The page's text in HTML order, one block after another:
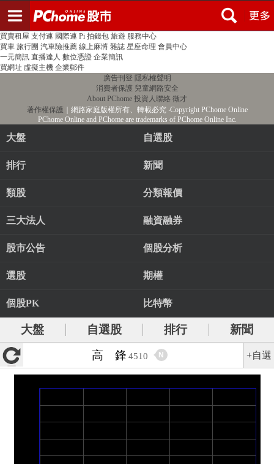
PChome首頁 線上購物 24h購物 書店
買賣租屋 支付連 國際連 Pi 拍錢包 旅遊 服務中心
買車 旅行團 汽車險推薦 線上麻將 雜誌 星座命理 會員中心
一元簡訊 直播達人 數位憑證 企業簡訊
買網址 虛擬主機 企業郵件
廣告刊登 隱私權聲明
消費者保護 兒童網路安全
About PChome 投資人聯絡 徵才
著作權保護 ｜網路家庭版權所有、轉載必究‧Copyright PChome Online
PChome Online and PChome are trademarks of PChome Online Inc.
大盤 自選股
排行 新聞
類股 分類報價
三大法人 融資融券
股市公告 個股分析
選股 期權
個股PK 比特幣
大盤 自選股 排行
新聞
高 鋒 4510 N +自選